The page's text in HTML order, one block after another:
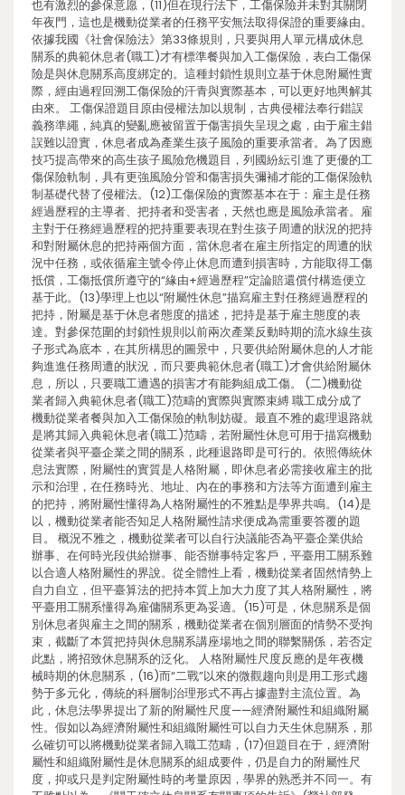
也有激烈的參保意愿，(11)但在現行法下，工傷保險并未對其關閉
年夜門，這也是機動從業者的任務平安無法取得保證的重要緣由。
依據我國《社會保險法》第33條規則，只要與用人單元構成休息
關系的典範休息者(職工)才有標準餐與加入工傷保險，表白工傷保
險是與休息關系高度綁定的。這種封鎖性規則立基于休息附屬性實
際，經由過程回溯工傷保險的汗青與實際基本，可以更好地輿解其
由來。 工傷保證題目原由侵權法加以規制，古典侵權法奉行錯誤
義務準繩，純真的變亂應被留置于傷害損失呈現之處，由于雇主錯
誤難以證實，休息者成為產業生孩子風險的重要承當者。為了因應
技巧提高帶來的高生孩子風險危機題目，列國紛紜引進了更優的工
傷保險軌制，具有更強風險分管和傷害損失彌補才能的工傷保險軌
制基礎代替了侵權法。(12)工傷保險的實際基本在于：雇主是任務
經過歷程的主導者、把持者和受害者，天然也應是風險承當者。雇
主對于任務經過歷程的把持重要表現在對生孩子周遭的狀況的把持
和對附屬休息的把持兩個方面，當休息者在雇主所指定的周遭的狀
況中任務，或依循雇主號令停止休息而遭到損害時，方能取得工傷
抵償，工傷抵償所遵守的“緣由+經過歷程”定論賠還償付構造便立
基于此。(13)學理上也以“附屬性休息”描寫雇主對任務經過歷程的
把持，附屬是基于休息者態度的描述，把持是基于雇主態度的表
達。對參保范圍的封鎖性規則以前兩次產業反動時期的流水線生孩
子形式為底本，在其所構思的圖景中，只要供給附屬休息的人才能
夠進進任務周遭的狀況，而只要典範休息者(職工)才會供給附屬休
息，所以，只要職工遭遇的損害才有能夠組成工傷。 (二)機動從
業者歸入典範休息者(職工)范疇的實際與實際束縛 職工成分成了
機動從業者餐與加入工傷保險的軌制妨礙。最直不雅的處理退路就
是將其歸入典範休息者(職工)范疇，若附屬性休息可用于描寫機動
從業者與平臺企業之間的關系，此種退路即是可行的。依照傳統休
息法實際，附屬性的實質是人格附屬，即休息者必需接收雇主的批
示和治理，在任務時光、地址、內在的事務和方法等方面遭到雇主
的把持，將附屬性懂得為人格附屬性的不雅點是學界共鳴。(14)是
以，機動從業者能否知足人格附屬性請求便成為需重要答覆的題
目。 概況不雅之，機動從業者可以自行決議能否為平臺企業供給
辦事、在何時光段供給辦事、能否辦事特定客戶，平臺用工關系難
以合適人格附屬性的界說。從全體性上看，機動從業者固然情勢上
自力自立，但平臺算法的把持本質上加大力度了其人格附屬性，將
平臺用工關系懂得為雇傭關系更為妥適。(15)可是，休息關系是個
別休息者與雇主之間的關系，機動從業者在個別層面的情勢不受拘
束，截斷了本質把持與休息關系講座場地之間的聯繫關係，若否定
此點，將招致休息關系的泛化。 人格附屬性尺度反應的是年夜機
械時期的休息關系，(16)而“二戰”以來的微觀趨向則是用工形式趨
勢于多元化，傳統的科層制治理形式不再占據盡對主流位置。為
此，休息法學界提出了新的附屬性尺度——經濟附屬性和組織附屬
性。假如以為經濟附屬性和組織附屬性可以自力天生休息關系，那
么確切可以將機動從業者歸入職工范疇，(17)但題目在于，經濟附
屬性和組織附屬性是休息關系的組成要件，仍是自力的附屬性尺
度，抑或只是判定附屬性時的考量原因，學界的熟悉并不同一。有